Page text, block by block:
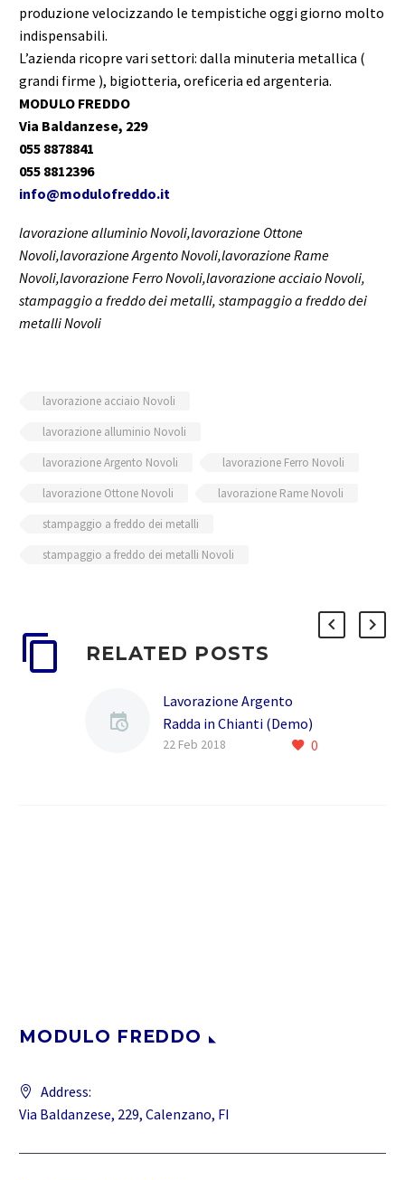
produzione velocizzando le tempistiche oggi giorno molto
indispensabili.
L’azienda ricopre vari settori: dalla minuteria metallica (
grandi firme ), bigiotteria, oreficeria ed argenteria.
MODULO FREDDO
Via Baldanzese, 229
055 8878841
055 8812396
info@modulofreddo.it
lavorazione alluminio Novoli,lavorazione Ottone
Novoli,lavorazione Argento Novoli,lavorazione Rame
Novoli,lavorazione Ferro Novoli,lavorazione acciaio Novoli,
stampaggio a freddo dei metalli, stampaggio a freddo dei
metalli Novoli
lavorazione acciaio Novoli
lavorazione alluminio Novoli
lavorazione Argento Novoli
lavorazione Ferro Novoli
lavorazione Ottone Novoli
lavorazione Rame Novoli
stampaggio a freddo dei metalli
stampaggio a freddo dei metalli Novoli
RELATED POSTS
Lavorazione Argento
Radda in Chianti (Demo)
La MODULO FREDDO e un
0
22 Feb 2018
MODULO FREDDO
Address:
Via Baldanzese, 229, Calenzano, FI